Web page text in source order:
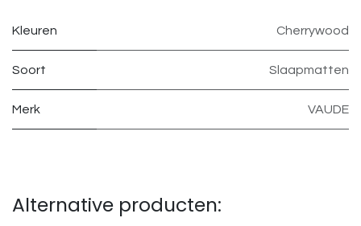
Kleuren Cherrywood
Soort Slaapmatten
Merk VAUDE
Alternative producten: